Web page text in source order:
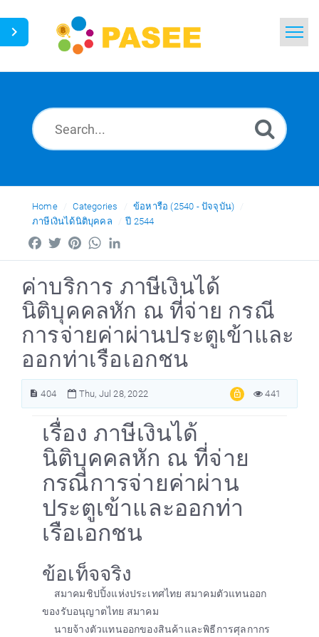
News
Ask a Question
Home Categories
ข้อหารือ (2540 - ปัจจุบัน)
ภาษีเงินได้นิติบุคคล
ปี 2544
FacebookTwitterPinterestWhatsApp
ค่าบริการ ภาษีเงินได้
นิติบุคคลหัก ณ ที่จ่าย กรณี
การจ่ายค่าผ่านประตูเข้าและ
ออกท่าเรือเอกชน
404 Thu, Jul 28, 2022 441
เรื่อง ภาษีเงินได้
นิติบุคคลหัก ณ ที่จ่าย
กรณีการจ่ายค่าผ่าน
ประตูเข้าและออกท่า
เรือเอกชน
ข้อเท็จจริง
สมาคมชิปปิ้งแห่งประเทศไทย สมาคมตัวแทนออก
ของรับอนุญาตไทย สมาคม
นายจ้างตัวแทนออกของสินค้าและพิธีการศุลกากร